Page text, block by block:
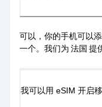
可以，你的手机可以
一个。我们为 法国 提
我可以用 eSIM 开启